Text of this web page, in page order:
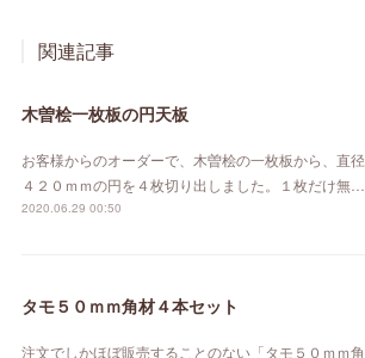
関連記事
木曽桧一枚板の円天板
お客様からのオーダーで、木曽桧の一枚板から、直径
４２０ｍｍの円を４枚切り出しました。１枚だけ無…
2020.06.29 00:50
タモ５０ｍｍ角材４本セット
注文でしかほぼ販売することのない「タモ５０ｍｍ角